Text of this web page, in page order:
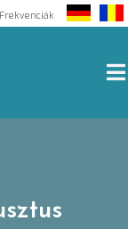
Frekvenciák